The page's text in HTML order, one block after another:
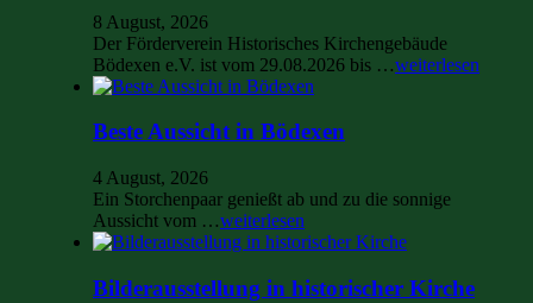
8 August, 2026
Der Förderverein Historisches Kirchengebäude
Bödexen e.V. ist vom 29.08.2026 bis …weiterlesen
Beste Aussicht in Bödexen
4 August, 2026
Ein Storchenpaar genießt ab und zu die sonnige
Aussicht vom …weiterlesen
Bilderausstellung in historischer Kirche